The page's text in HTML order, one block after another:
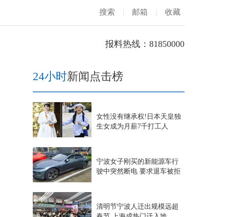
搜索 | 邮箱 | 收藏
报料热线：81850000
24小时新闻点击榜
女性没有继承权!日本天皇独
生女成为月薪7千打工人
宁波女子刚买的新能源车行
驶中突然断电 要求退车被拒
清明节宁波人迁出规模远超